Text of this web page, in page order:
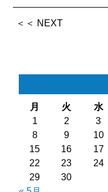
＜＜ NEXT
月 火 水
1 2 3
8
9 10
15
16 17
22
23 24
29
30